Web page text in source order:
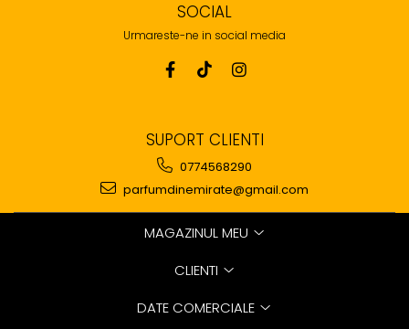
SOCIAL
Urmareste-ne in social media
SUPORT CLIENTI
0774568290
parfumdinemirate@gmail.com
MAGAZINUL MEU
CLIENTI
DATE COMERCIALE